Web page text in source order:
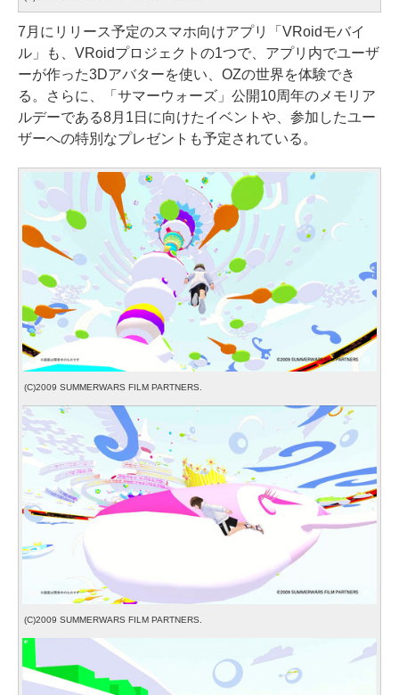
7月にリリース予定のスマホ向けアプリ「VRoidモバイ
ル」も、VRoidプロジェクトの1つで、アプリ内でユーザ
ーが作った3Dアバターを使い、OZの世界を体験でき
る。さらに、「サマーウォーズ」公開10周年のメモリア
ルデーである8月1日に向けたイベントや、参加したユー
ザーへの特別なプレゼントも予定されている。
(C)2009 SUMMERWARS FILM PARTNERS.
(C)2009 SUMMERWARS FILM PARTNERS.